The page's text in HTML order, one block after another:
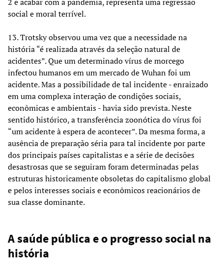
social e moral terrível.
13. Trotsky observou uma vez que a necessidade na
história “é realizada através da seleção natural de
acidentes”. Que um determinado vírus de morcego
infectou humanos em um mercado de Wuhan foi um
acidente. Mas a possibilidade de tal incidente - enraizado
em uma complexa interação de condições sociais,
econômicas e ambientais - havia sido prevista. Neste
sentido histórico, a transferência zoonótica do vírus foi
“um acidente à espera de acontecer”. Da mesma forma, a
ausência de preparação séria para tal incidente por parte
dos principais países capitalistas e a série de decisões
desastrosas que se seguiram foram determinadas pelas
estruturas historicamente obsoletas do capitalismo global
e pelos interesses sociais e econômicos reacionários de
sua classe dominante.
A saúde pública e o progresso social na
história